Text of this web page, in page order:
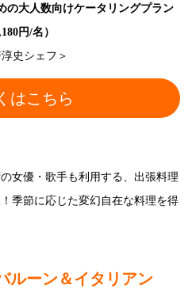
の大人数向けケータリングプラン
円/名）
淳史シェフ＞
はこちら
女優・歌手も利用する、出張料理
季節に応じた変幻自在な料理を得
ルーン＆イタリアン